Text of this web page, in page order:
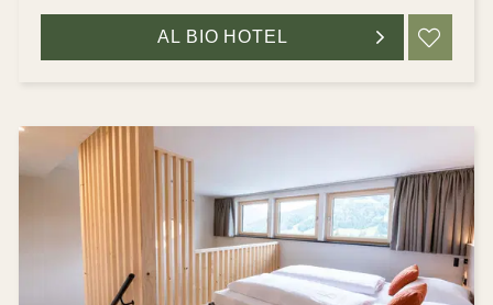
AL BIO HOTEL